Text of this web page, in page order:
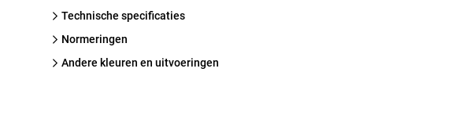
Reflecterende biezen op de broekspijpen // Zakken verstevigd met
klinknagels op de kritieke punten // Contrasterende naden //
// OEKO-TEX gecertificeerd.
technische specificaties
normeringen
Andere kleuren en uitvoeringen